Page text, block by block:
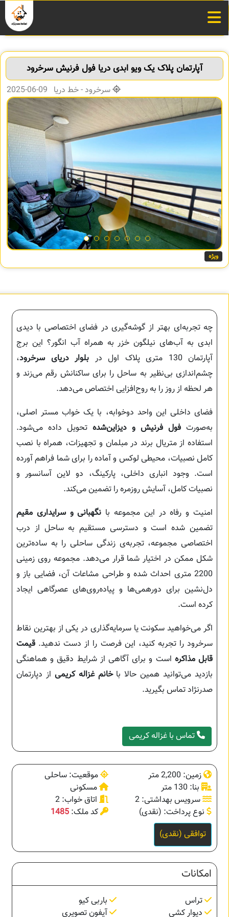
آپارتمان پلاک یک ویو ابدی دریا فول فرنیش سرخرود
سرخرود - خط دریا 09-06-2025
ویژه
چه تجربه‌ای بهتر از گوشه‌گیری در فضای اختصاصی با دیدی
ابدی به آب‌های نیلگون خزر به همراه آب انگور؟ این برج
آپارتمان 130 متری پلاک اول در
بلوار دریای سرخرود،
چشم‌اندازی بی‌نظیر به ساحل را برای ساکنانش رقم می‌زند و
هر لحظه از روز را به روح‌افزایی اختصاص می‌دهد.
فضای داخلی این واحد دوخوابه، با یک خواب مستر اصلی،
به‌صورت فول فرنیش و دیزاین‌شده تحویل داده می‌شود.
استفاده از متریال برند در مبلمان و تجهیزات، همراه با نصب
کامل نصبیات، محیطی لوکس و آماده را برای شما فراهم آورده
است. وجود انباری داخلی، پارکینگ، دو لاین آسانسور و
نصبیات کامل، آسایش روزمره را تضمین می‌کند.
امنیت و رفاه در این مجموعه با نگهبانی و سرایداری مقیم
تضمین شده است و دسترسی مستقیم به ساحل از درب
اختصاصی مجموعه، تجربه‌ی زندگی ساحلی را به ساده‌ترین
شکل ممکن در اختیار شما قرار می‌دهد. مجموعه روی زمینی
2200 متری احداث شده و طراحی مشاعات آن، فضایی باز و
دل‌نشین برای دورهمی‌ها و پیاده‌روی‌های عصرگاهی ایجاد
کرده است.
اگر می‌خواهید سکونت یا سرمایه‌گذاری در یکی از بهترین نقاط
سرخرود را تجربه کنید، این فرصت را از دست ندهید. قیمت
قابل مذاکره است و برای آگاهی از شرایط دقیق و هماهنگی
بازدید می‌توانید همین حالا باخانم غزاله کریمی از دپارتمان
صدرنژاد تماس بگیرید.
تماس با غزاله کریمی
زمین: 2,200 متر
موقعیت: ساحلی
بنا: 130 متر
مسکونی
سرویس بهداشتی: 2
اتاق خواب: 2
نوع پرداخت: (نقدی)
کد ملک: 1485
توافقی (نقدی)
امکانات
تراس
باربی کیو
دیوار کشی
آیفون تصویری